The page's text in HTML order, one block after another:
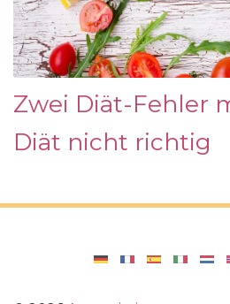
Zwei Diät-Fehler
Diät nicht richtig